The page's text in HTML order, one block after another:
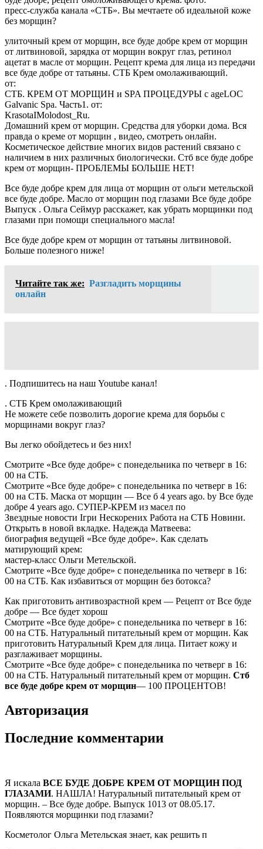
пресс-служба канала «СТБ». Вы мечтаете об идеальной коже
без морщин?
улиточный крем от морщин, все буде добре крем от морщин
от литвиновой, зарядка от морщин вокруг глаз, ретинол
ацетат в масле от морщин. Рецепт крема для лица из передачи
все буде добре от татьяны. СТБ Крем омолаживающий.
от:
СТБ. КРЕМ ОТ МОРЩИН и SPA ПРОЦЕДУРЫ с ageLOC
Galvanic Spa. Часть1. от:
KrasotaIMolodost_Ru.
Домашний крем от морщин. Средства для уборки дома. Вся
правда о креме от морщин , видео, смотреть онлайн.
Косметическое действие многих видов растений связано с
наличием в них различных биологически. Стб все буде добре
крем от морщин- ПРОБЛЕМЫ БОЛЬШЕ НЕТ!
Все буде добре крем для лица от морщин от ольги метельской
все буде добре. Масло от морщин под глазами Все буде добре
Выпуск . Ольга Сеймур расскажет, как убрать морщинки под
глазами при помощи специального масла!
Все буде добре крем от морщин от татьяны литвиновой.
Больше полезного ниже!
Читайте так же: Разгладить морщины
онлайн
. Подпишитесь на наш Youtube канал!
. СТБ Крем омолаживающий
Не можете себе позволить дорогие крема для борьбы с
морщинами вокруг глаз?
Вы легко обойдетесь и без них!
Смотрите «Все буде добре» с понедельника по четверг в 16:
00 на СТБ.
Смотрите «Все буде добре» с понедельника по четверг в 16:
00 на СТБ. Маска от морщин — Все б 4 years ago. by Все буде
добре 4 years ago. СУПЕР-КРЕМ из масел по
Звездные новости Ігри Нескорених Работа на СТБ Новини.
Открыть в новой вкладке. Надежда Матвеева:
биография ведущей «Все буде добре». Как сделать
матирующий крем:
мастер-класс Ольги Метельской.
Смотрите «Все буде добре» с понедельника по четверг в 16:
00 на СТБ. Как избавиться от морщин без ботокса?
Как приготовить антивозрастной крем — Рецепт от Все буде
добре — Все будет хорош
Смотрите «Все буде добре» с понедельника по четверг в 16:
00 на СТБ. Натуральный питательный крем от морщин. Как
приготовить Натуральный Крем для лица. Питает кожу и
разглаживает морщины.
Смотрите «Все буде добре» с понедельника по четверг в 16:
00 на СТБ. Натуральный питательный крем от морщин. Стб
все буде добре крем от морщин— 100 ПРОЦЕНТОВ!
Авторизация
Последние комментарии
Я искала ВСЕ БУДЕ ДОБРЕ КРЕМ ОТ МОРЩИН ПОД
ГЛАЗАМИ. НАШЛА! Натуральный питательный крем от
морщин. – Все буде добре. Выпуск 1013 от 08.05.17.
Появляются морщинки под глазами?
Косметолог Ольга Метельская знает, как решить п